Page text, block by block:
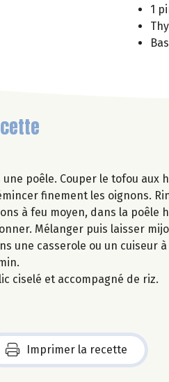
1
une poêle. Couper le tofou
finement les oignons.
à feu moyen, dans la poêle
Mélanger puis laisser
une casserole ou un cuiseur
ciselé et accompagné de riz.
Imprimer la recette